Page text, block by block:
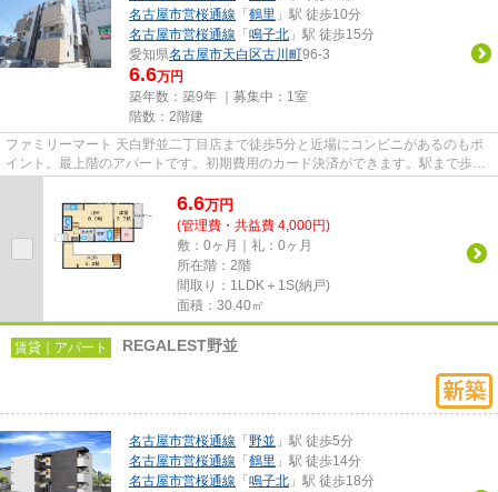
名古屋市営桜通線 「 鶴里 」駅 徒歩10分
名古屋市営桜通線 「 鳴子北 」駅 徒歩15分
愛知県名古屋市天白区古川町96-3
6.6万円
築年数：築9年 ｜募集中： 1室
階数：2階建
ファミリーマート 天白野並二丁目店まで徒歩5分と近場にコンビニがあるのもポ
イント。最上階のアパートです。初期費用のカード決済ができます。駅まで歩い
6.6万円
(管理費・共益費 4,000円)
敷：0ヶ月｜礼：0ヶ月
所在階：2階
間取り：1LDK＋1S(納戸)
面積：30.40㎡
賃貸｜アパート REGALEST野並
名古屋市営桜通線 「 野並 」駅 徒歩5分
名古屋市営桜通線 「 鶴里 」駅 徒歩14分
名古屋市営桜通線 「 鳴子北 」駅 徒歩18分